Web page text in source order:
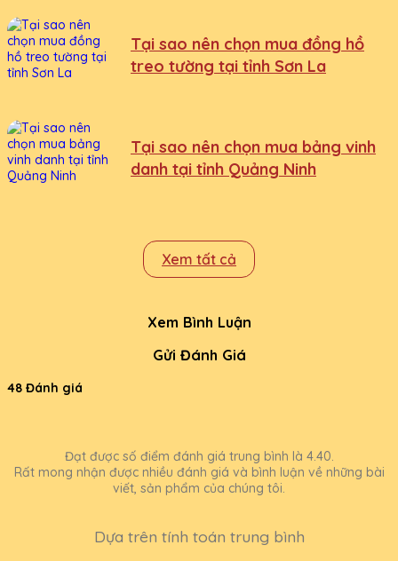
Tại sao nên chọn mua đồng hồ
treo tường tại tỉnh Sơn La
Tại sao nên chọn mua bảng vinh
danh tại tỉnh Quảng Ninh
Xem tất cả
Xem Bình Luận
Gửi Đánh Giá
48 Đánh giá
Đạt được số điểm đánh giá trung bình là 4.40.
Rất mong nhận được nhiều đánh giá và bình luận về những bài
viết, sản phẩm của chúng tôi.
Dựa trên tính toán trung bình